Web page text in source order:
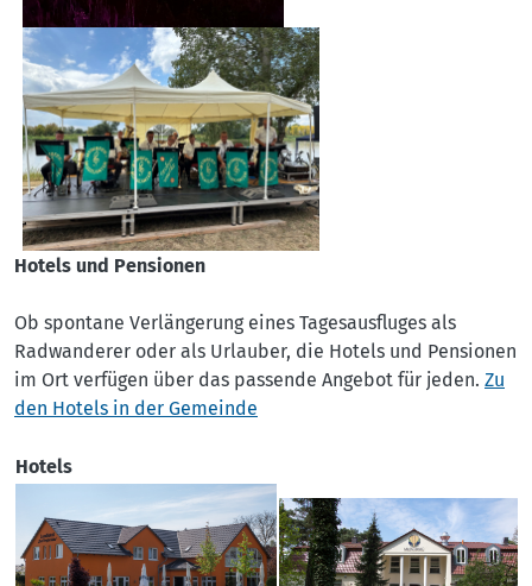
Hotels und Pensionen
Ob spontane Verlängerung eines Tagesausfluges als
Radwanderer oder als Urlauber, die Hotels und Pensionen
im Ort verfügen über das passende Angebot für jeden. Zu
den Hotels in der Gemeinde
Hotels